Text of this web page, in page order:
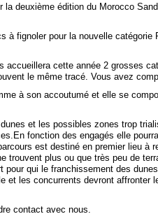
deuxième édition du Morocco
à fignoler pour la nouvelle catégorie
cette année 2 grosses
le même tracé. Vous avez
à son accoutumé et elle se
et les possibles zones trop
fonction des engagés elle
est destiné en premier lieu à
trouvent plus ou que très peu de
qui le franchissement des
et les concurrents devront affronter
contact avec nous.